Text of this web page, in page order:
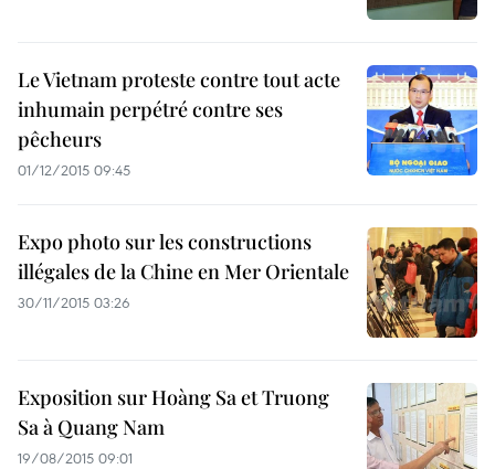
Le Vietnam proteste contre tout acte
inhumain perpétré contre ses
pêcheurs
01/12/2015 09:45
Expo photo sur les constructions
illégales de la Chine en Mer Orientale
30/11/2015 03:26
Exposition sur Hoàng Sa et Truong
Sa à Quang Nam
19/08/2015 09:01